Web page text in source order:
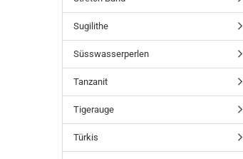
Sugilithe
Süsswasserperlen
Tanzanit
Tigerauge
Türkis